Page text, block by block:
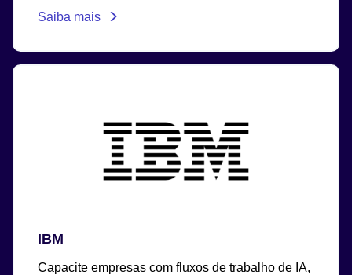
Saiba mais
IBM
Capacite empresas com fluxos de trabalho de IA,